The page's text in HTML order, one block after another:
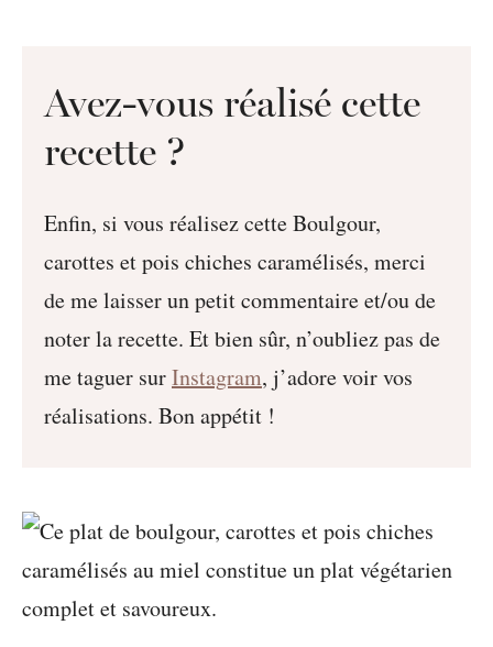
Avez-vous réalisé cette
recette ?
Enfin, si vous réalisez cette Boulgour,
carottes et pois chiches caramélisés, merci
de me laisser un petit commentaire et/ou de
noter la recette. Et bien sûr, n’oubliez pas de
me taguer surInstagram, j’adore voir vos
réalisations. Bon appétit !